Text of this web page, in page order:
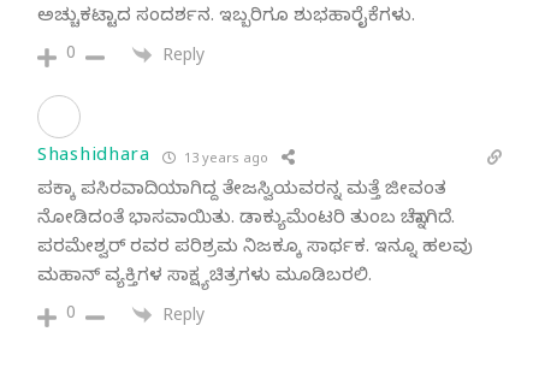
ಅಚ್ಚುಕಟ್ಟಾದ ಸಂದರ್ಶನ. ಇಬ್ಬರಿಗೂ ಶುಭಹಾರೈಕೆಗಳು.
0 Reply
Shashidhara 13 years ago
ಪಕ್ಕಾ ಪಸಿರವಾದಿಯಾಗಿದ್ದ ತೇಜಸ್ವಿಯವರನ್ನ ಮತ್ತೆ ಜೀವಂತ
ನೋಡಿದಂತೆ ಭಾಸವಾಯಿತು. ಡಾಕ್ಯುಮೆಂಟರಿ ತುಂಬ ಚೆನ್ನಾಗಿದೆ.
ಪರಮೇಶ್ವರ್ ರವರ ಪರಿಶ್ರಮ ನಿಜಕ್ಕೂ ಸಾರ್ಥಕ. ಇನ್ನೂ ಹಲವು
ಮಹಾನ್ ವ್ಯಕ್ತಿಗಳ ಸಾಕ್ಷ್ಯಚಿತ್ರಗಳು ಮೂಡಿಬರಲಿ.
0 Reply